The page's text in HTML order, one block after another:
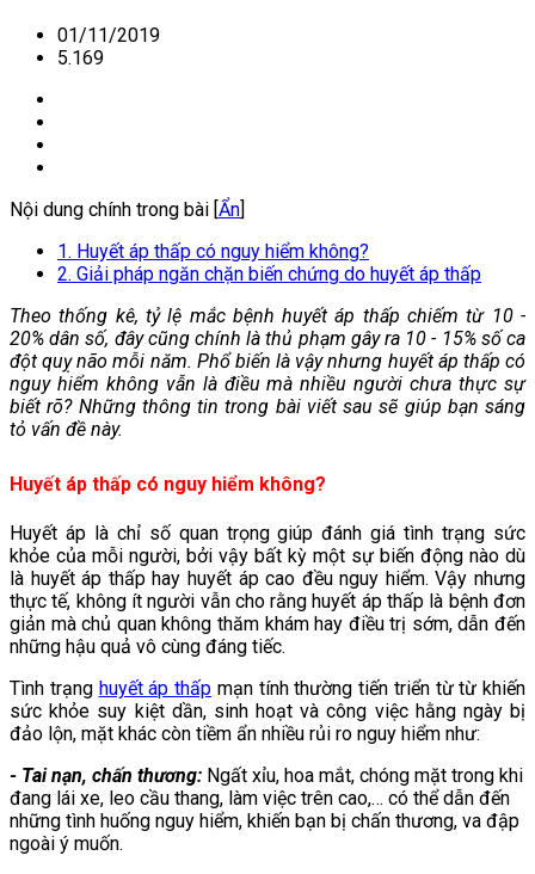
01/11/2019
5.169
Nội dung chính trong bài [Ẩn]
1. Huyết áp thấp có nguy hiểm không?
2. Giải pháp ngăn chặn biến chứng do huyết áp thấp
Theo thống kê, tỷ lệ mắc bệnh huyết áp thấp chiếm từ 10 -
20% dân số, đây cũng chính là thủ phạm gây ra 10 - 15% số ca
đột quỵ não mỗi năm. Phổ biến là vậy nhưng huyết áp thấp có
nguy hiểm không vẫn là điều mà nhiều người chưa thực sự
biết rõ? Những thông tin trong bài viết sau sẽ giúp bạn sáng
tỏ vấn đề này.
Huyết áp thấp có nguy hiểm không?
Huyết áp là chỉ số quan trọng giúp đánh giá tình trạng sức
khỏe của mỗi người, bởi vậy bất kỳ một sự biến động nào dù
là huyết áp thấp hay huyết áp cao đều nguy hiểm. Vậy nhưng
thực tế, không ít người vẫn cho rằng huyết áp thấp là bệnh đơn
giản mà chủ quan không thăm khám hay điều trị sớm, dẫn đến
những hậu quả vô cùng đáng tiếc.
Tình trạng huyết áp thấp mạn tính thường tiến triển từ từ khiến
sức khỏe suy kiệt dần, sinh hoạt và công việc hằng ngày bị
đảo lộn, mặt khác còn tiềm ẩn nhiều rủi ro nguy hiểm như:
- Tai nạn, chấn thương: Ngất xỉu, hoa mắt, chóng mặt trong khi
đang lái xe, leo cầu thang, làm việc trên cao,… có thể dẫn đến
những tình huống nguy hiểm, khiến bạn bị chấn thương, va đập
ngoài ý muốn.